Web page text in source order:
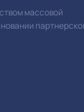
массовой